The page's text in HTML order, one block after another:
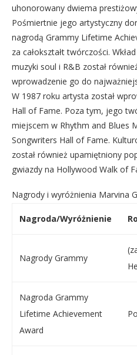
uhonorowany dwiema
Pośmiertnie jego artystyczny
nagrodą Grammy Lifetime
za całokształt twórczości.
muzyki soul i R&B został
wprowadzenie go do
W 1987 roku artysta został
Hall of Fame. Poza tym, jego
miejscem w Rhythm and Blues
Songwriters Hall of Fame.
został również upamiętniony
gwiazdy na Hollywood Walk of
Nagrody i wyróżnienia Marvina
Nagroda/Wyróżnienie
Nagrody Grammy
Nagroda Grammy
Lifetime Achievement
Award